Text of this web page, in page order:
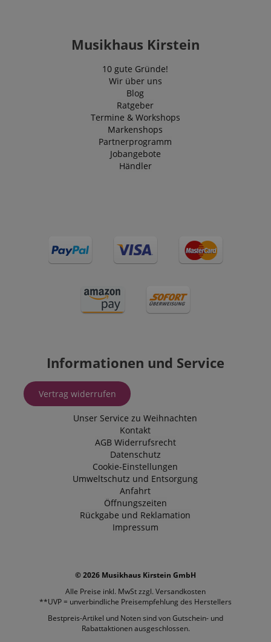
Musikhaus Kirstein
10 gute Gründe!
Wir über uns
Blog
Ratgeber
Termine & Workshops
Markenshops
Partnerprogramm
Jobangebote
Händler
Informationen und Service
Vertrag widerrufen
Unser Service zu Weihnachten
Kontakt
AGB Widerrufsrecht
Datenschutz
Cookie-Einstellungen
Umweltschutz und Entsorgung
Anfahrt
Öffnungszeiten
Rückgabe und Reklamation
Impressum
© 2026 Musikhaus Kirstein GmbH
Alle Preise inkl. MwSt zzgl. Versandkosten
**UVP = unverbindliche Preisempfehlung des Herstellers
Bestpreis-Artikel und Noten sind von Gutschein- und
Rabattaktionen ausgeschlossen.